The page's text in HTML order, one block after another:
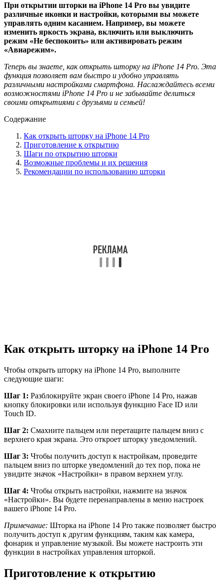
При открытии шторки на iPhone 14 Pro вы увидите
различные иконки и настройки, которыми вы можете
управлять одним касанием. Например, вы можете
изменить яркость экрана, включить или выключить
режим «Не беспокоить» или активировать режим
«Авиарежим».
Теперь вы знаете, как открыть шторку на iPhone 14 Pro. Эта
функция позволяет вам быстро и удобно управлять
различными настройками смартфона. Наслаждайтесь всеми
возможностями iPhone 14 Pro и не забывайте делиться
своими открытиями с друзьями и семьей!
Содержание
Как открыть шторку на iPhone 14 Pro
Приготовление к открытию
Шаги по открытию шторки
Возможные проблемы и их решения
Рекомендации по использованию шторки
Как открыть шторку на iPhone 14 Pro
Чтобы открыть шторку на iPhone 14 Pro, выполните
следующие шаги:
Шаг 1: Разблокируйте экран своего iPhone 14 Pro, нажав
кнопку блокировки или используя функцию Face ID или
Touch ID.
Шаг 2: Смахните пальцем или перетащите пальцем вниз с
верхнего края экрана. Это откроет шторку уведомлений.
Шаг 3: Чтобы получить доступ к настройкам, проведите
пальцем вниз по шторке уведомлений до тех пор, пока не
увидите значок «Настройки» в правом верхнем углу.
Шаг 4: Чтобы открыть настройки, нажмите на значок
«Настройки». Вы будете перенаправлены в меню настроек
вашего iPhone 14 Pro.
Примечание: Шторка на iPhone 14 Pro также позволяет быстро
получить доступ к другим функциям, таким как камера,
фонарик и управление музыкой. Вы можете настроить эти
функции в настройках управления шторкой.
Приготовление к открытию